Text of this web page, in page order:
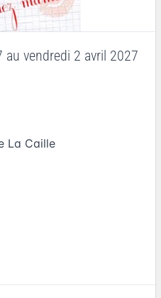
au vendredi 2 avril 2027
La Caille